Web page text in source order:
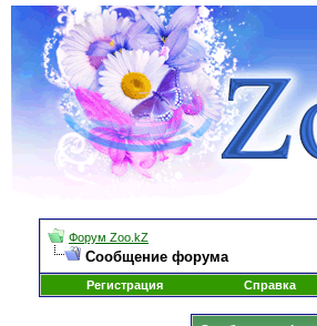
Форум Zoo.kZ
Сообщение форума
Регистрация Справка